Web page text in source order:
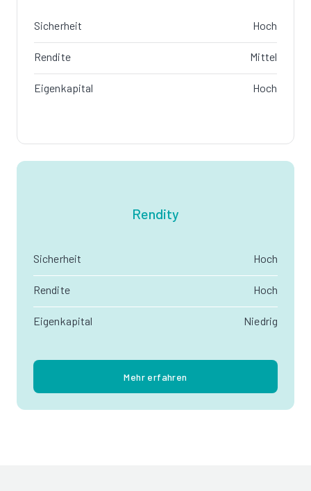
Sicherheit Hoch
Rendite Mittel
Eigenkapital Hoch
Rendity
Sicherheit Hoch
Rendite Hoch
Eigenkapital Niedrig
Mehr erfahren